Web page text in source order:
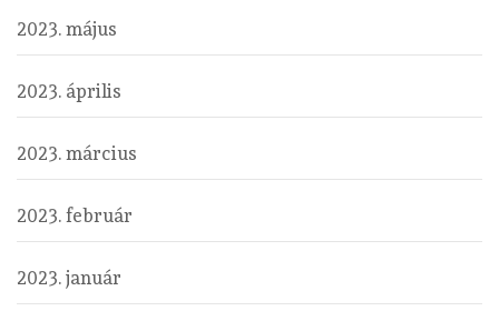
2023. május
2023. április
2023. március
2023. február
2023. január